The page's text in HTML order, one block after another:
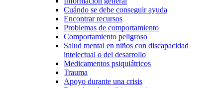
Cuándo se debe conseguir ayuda
Encontrar recursos
Problemas de comportamiento
Comportamiento peligroso
Salud mental en niños con discapacidad
intelectual o del desarrollo
Medicamentos psiquiátricos
Trauma
Apoyo durante una crisis